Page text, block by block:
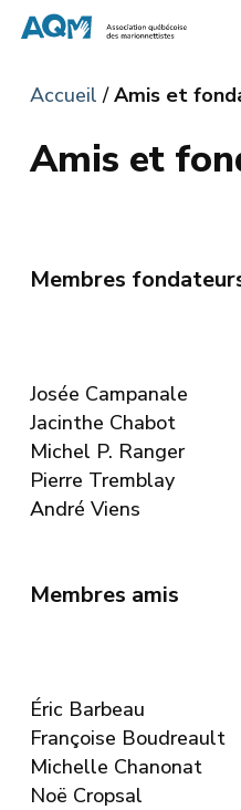
Skip
content
Accueil /Amis et
Amis et
Membres
Josée Campanale
Jacinthe Chabot
Michel P. Ranger
Pierre Tremblay
André Viens
Membres amis
Éric Barbeau
Françoise Boudreault
Michelle Chanonat
Noë Cropsal